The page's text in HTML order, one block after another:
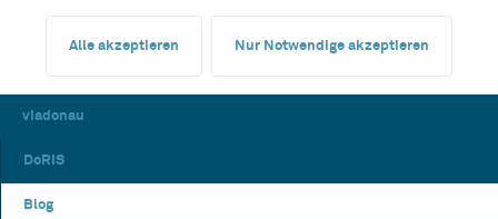
Alle akzeptieren Nur Notwendige akzeptieren
viadonau
DoRIS
Blog